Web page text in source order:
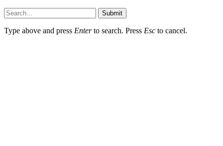
Submit
Type above and press Enterto search. Press Esc to cancel.